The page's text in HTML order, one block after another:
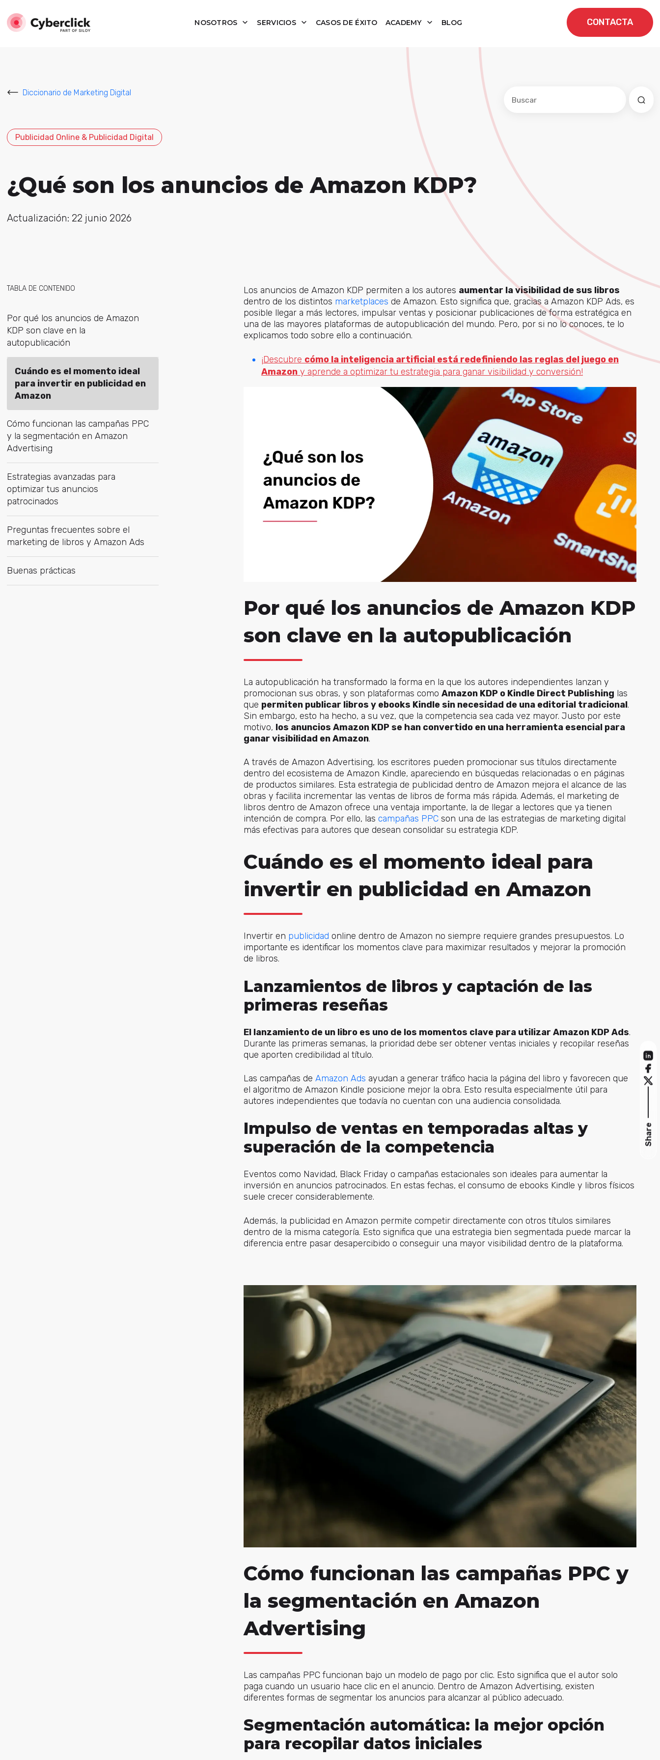
NOSOTROS SERVICIOS CASOS DE ÉXITO ACADEMY BLOG CONTACTA
Diccionario de Marketing Digital
Publicidad Online & Publicidad Digital
¿Qué son los anuncios de Amazon KDP?
Actualización: 22 junio 2026
TABLA DE CONTENIDO
Por qué los anuncios de Amazon
KDP son clave en la
autopublicación
Cuándo es el momento ideal
para invertir en publicidad en
Amazon
Cómo funcionan las campañas PPC
y la segmentación en Amazon
Advertising
Estrategias avanzadas para
optimizar tus anuncios
patrocinados
Preguntas frecuentes sobre el
marketing de libros y Amazon Ads
Buenas prácticas
Los anuncios de Amazon KDP permiten a los autores aumentar la visibilidad de sus libros
dentro de los distintos marketplaces de Amazon. Esto significa que, gracias a Amazon KDP Ads, es
posible llegar a más lectores, impulsar ventas y posicionar publicaciones de forma estratégica en
una de las mayores plataformas de autopublicación del mundo. Pero, por si no lo conoces, te lo
explicamos todo sobre ello a continuación.
¡Descubre cómo la inteligencia artificial está redefiniendo las reglas del juego en
Amazon y aprende a optimizar tu estrategia para ganar visibilidad y conversión!
Por qué los anuncios de Amazon KDP
son clave en la autopublicación
La autopublicación ha transformado la forma en la que los autores independientes lanzan y
promocionan sus obras, y son plataformas como Amazon KDP o Kindle Direct Publishing las
que permiten publicar libros y ebooks Kindle sin necesidad de una editorial tradicional.
Sin embargo, esto ha hecho, a su vez, que la competencia sea cada vez mayor. Justo por este
motivo, los anuncios Amazon KDP se han convertido en una herramienta esencial para
ganar visibilidad en Amazon.
A través de Amazon Advertising, los escritores pueden promocionar sus títulos directamente
dentro del ecosistema de Amazon Kindle, apareciendo en búsquedas relacionadas o en páginas
de productos similares. Esta estrategia de publicidad dentro de Amazon mejora el alcance de las
obras y facilita incrementar las ventas de libros de forma más rápida. Además, el marketing de
libros dentro de Amazon ofrece una ventaja importante, la de llegar a lectores que ya tienen
intención de compra. Por ello, las campañas PPC son una de las estrategias de marketing digital
más efectivas para autores que desean consolidar su estrategia KDP.
Cuándo es el momento ideal para
invertir en publicidad en Amazon
Invertir en publicidad online dentro de Amazon no siempre requiere grandes presupuestos. Lo
importante es identificar los momentos clave para maximizar resultados y mejorar la promoción
de libros.
Lanzamientos de libros y captación de las
primeras reseñas
El lanzamiento de un libro es uno de los momentos clave para utilizar Amazon KDP Ads.
Durante las primeras semanas, la prioridad debe ser obtener ventas iniciales y recopilar reseñas
que aporten credibilidad al título.
Las campañas de Amazon Ads ayudan a generar tráfico hacia la página del libro y favorecen que
el algoritmo de Amazon Kindle posicione mejor la obra. Esto resulta especialmente útil para
autores independientes que todavía no cuentan con una audiencia consolidada.
Impulso de ventas en temporadas altas y
superación de la competencia
Eventos como Navidad, Black Friday o campañas estacionales son ideales para aumentar la
inversión en anuncios patrocinados. En estas fechas, el consumo de ebooks Kindle y libros físicos
suele crecer considerablemente.
Además, la publicidad en Amazon permite competir directamente con otros títulos similares
dentro de la misma categoría. Esto significa que una estrategia bien segmentada puede marcar la
diferencia entre pasar desapercibido o conseguir una mayor visibilidad dentro de la plataforma.
Cómo funcionan las campañas PPC y
la segmentación en Amazon
Advertising
Las campañas PPC funcionan bajo un modelo de pago por clic. Esto significa que el autor solo
paga cuando un usuario hace clic en el anuncio. Dentro de Amazon Advertising, existen
diferentes formas de segmentar los anuncios para alcanzar al público adecuado.
Segmentación automática: la mejor opción
para recopilar datos iniciales
Share